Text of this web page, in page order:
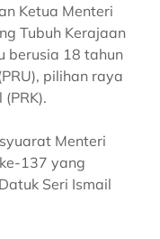
Ketua Menteri
Tubuh Kerajaan
berusia 18 tahun
pilihan raya
Menteri
137 yang
Seri Ismail